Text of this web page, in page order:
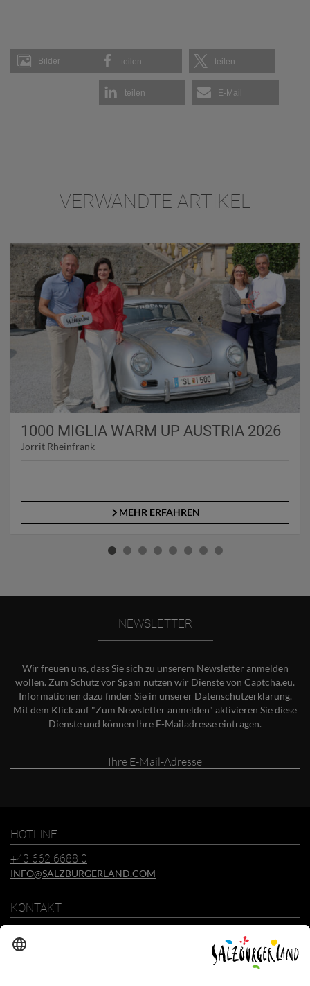
Bilder teilen teilen
teilen E-Mail
VERWANDTE ARTIKEL
1000 MIGLIA WARM UP AUSTRIA 2026
Jorrit Rheinfrank
MEHR ERFAHREN
NEWSLETTER
Wir freuen uns, dass Sie sich zu unserem Newsletter anmelden
wollen. Zum Schutz vor Spam nutzen wir Dienste von Captcha.eu.
Informationen dazu finden Sie in unserer Datenschutzerklärung.
Mit dem Klick auf "Zum Newsletter anmelden" aktivieren Sie diese
Dienste und können Ihre E-Mailadresse eintragen.
HOTLINE
+43 662 6688 0
INFO@SALZBURGERLAND.COM
KONTAKT